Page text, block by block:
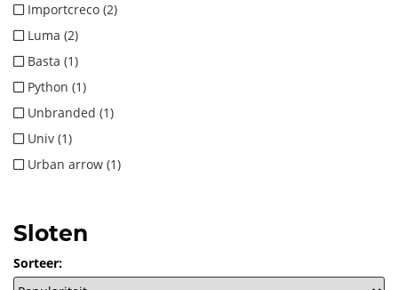
Importcreco (2)
Luma (2)
Basta (1)
Python (1)
Unbranded (1)
Univ (1)
Urban arrow (1)
Sloten
Sorteer: